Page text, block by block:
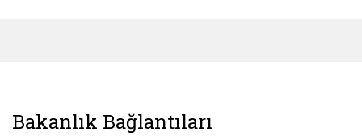
Bakanlık Bağlantıları